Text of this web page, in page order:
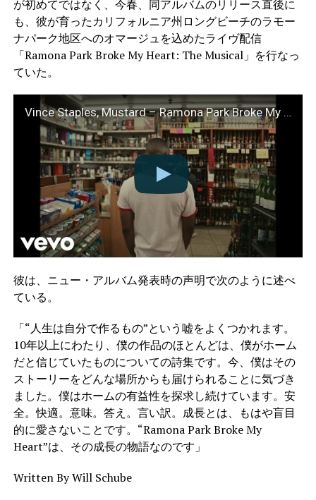
が初めてではなく、今春、同アルバムのリリース直後に
も、彼が育ったカリフォルニア州ロングビーチのラモー
ナパーク地区へのオマージュを込めたライヴ配信
「Ramona Park Broke My Heart: The Musical」を行なっ
ていた。
Vince Staples, Mustard – Ramona Park Broke My Heart : MAGIC
彼は、ニュー・アルバム発表時の声明で次のように述べ
ている。
「“人生は自分で作るもの”という嘘をよくつかれます。
10年以上にわたり、僕の作品のほとんどは、僕がホーム
だと信じていたものについての詩集です。今、僕はその
ストーリーをどんな場所からも届けられることに気づき
ました。僕はホームの有益性を探求し続けています。安
全。快適。意味。答え。言い訳。成長とは、もはや盲目
的に愛さないことです。“Ramona Park Broke My
Heart”は、その成長の物語なのです」
Written By Will Schube